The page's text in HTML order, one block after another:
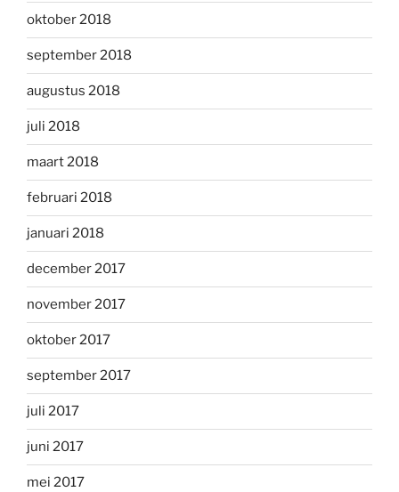
oktober 2018
september 2018
augustus 2018
juli 2018
maart 2018
februari 2018
januari 2018
december 2017
november 2017
oktober 2017
september 2017
juli 2017
juni 2017
mei 2017